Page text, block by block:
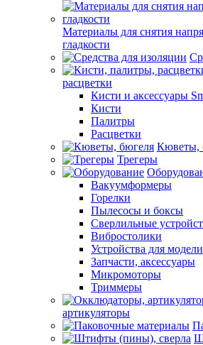
Материалы для снятия
гладкости
расцветки
Кисти и аксессуары
Кисти
Палитры
Расцветки
Кюветы,
Трегеры
Вакуумформеры
Горелки
Пылесосы и боксы
Сверлильные
Вибростолики
Устройства для
Запчасти, аксессуары
Микромоторы
Триммеры
артикуляторы